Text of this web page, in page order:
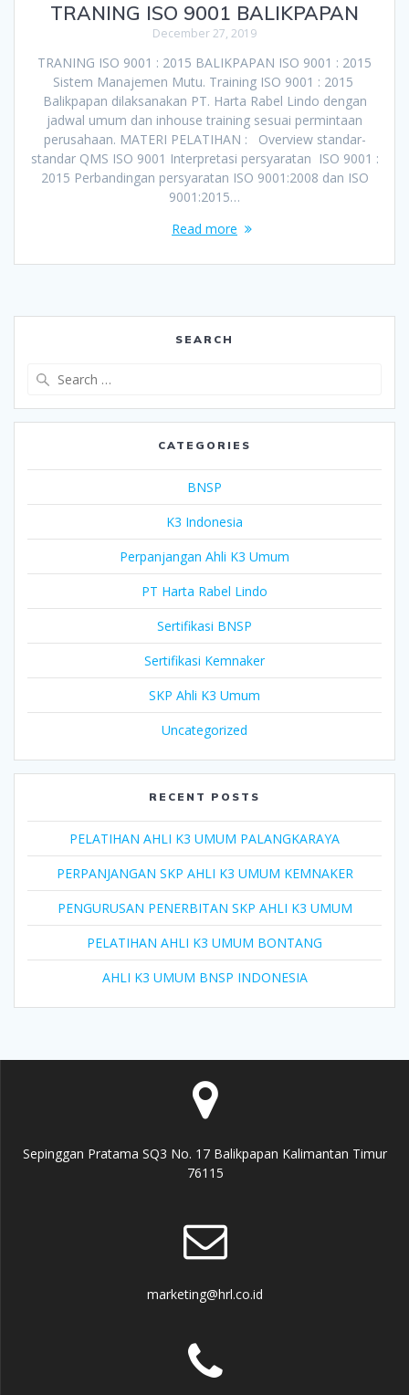
TRANING ISO 9001 BALIKPAPAN
December 27, 2019
TRANING ISO 9001 : 2015 BALIKPAPAN ISO 9001 : 2015
Sistem Manajemen Mutu. Training ISO 9001 : 2015
Balikpapan dilaksanakan PT. Harta Rabel Lindo dengan
jadwal umum dan inhouse training sesuai permintaan
perusahaan. MATERI PELATIHAN : Overview standar-
standar QMS ISO 9001 Interpretasi persyaratan ISO 9001 :
2015 Perbandingan persyaratan ISO 9001:2008 dan ISO
9001:2015…
Read more
SEARCH
CATEGORIES
BNSP
K3 Indonesia
Perpanjangan Ahli K3 Umum
PT Harta Rabel Lindo
Sertifikasi BNSP
Sertifikasi Kemnaker
SKP Ahli K3 Umum
Uncategorized
RECENT POSTS
PELATIHAN AHLI K3 UMUM PALANGKARAYA
PERPANJANGAN SKP AHLI K3 UMUM KEMNAKER
PENGURUSAN PENERBITAN SKP AHLI K3 UMUM
PELATIHAN AHLI K3 UMUM BONTANG
AHLI K3 UMUM BNSP INDONESIA
Sepinggan Pratama SQ3 No. 17 Balikpapan Kalimantan Timur
76115
marketing@hrl.co.id